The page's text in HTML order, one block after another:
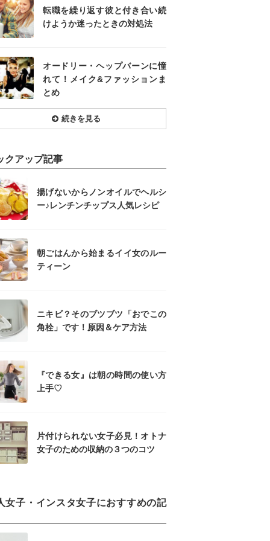
転職を繰り返す彼と付き合い続
けようか迷ったときの対処法
オードリー・ヘップバーンに憧
れて！メイク&ファッションま
とめ
続きを見る
クアップ記事
揚げないからノンオイルでヘルシ
ー♪レンチンチップス人気レシピ
朝ごはんから始まるイイ女のルー
ティーン
ニキビ？そのブツブツ「おでこの
角栓」です！原因＆ケア方法
『できる女』は朝の時間の使い方
上手♡
片付けられない女子必見！オトナ
女子のための収納の３つのコツ
女子・インスタ女子におすすめの記